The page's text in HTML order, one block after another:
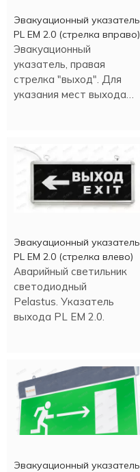
Эвакуационный указатель
PL EM 2.0 (стрелка вправо)
Эвакуационный
указатель, правая
стрелка "выход". Для
указания мест выхода
Эвакуационный указатель
PL EM 2.0 (стрелка влево)
Аварийный светильник
светодиодный
Pelastus. Указатель
выхода PL EM 2.0.
Эвакуационный указатель